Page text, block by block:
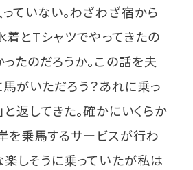
ていない。わざわざ宿から
着とTシャツでやってきたの
たのだろうか。この話を夫
馬がいただろう？あれに乗っ
返してきた。確かにいくらか
を乗馬するサービスが行わ
楽しそうに乗っていたが私は